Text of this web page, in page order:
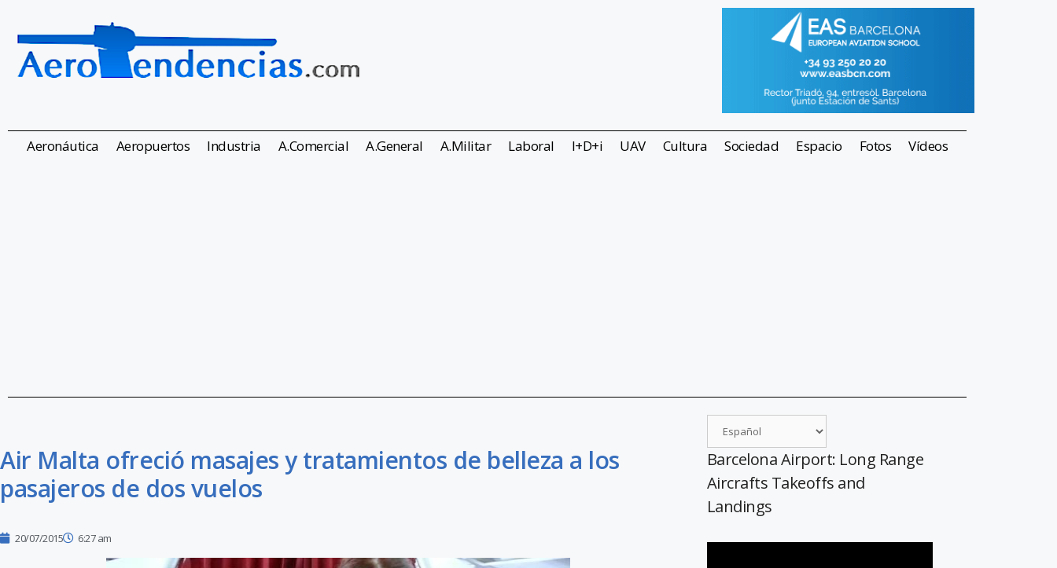
Aeronáutica Aeropuertos Industria A.Comercial A.General A.Militar Laboral I+D+i UAV Cultura Sociedad Espacio Fotos Vídeos
Air Malta ofreció masajes y tratamientos de belleza a los
pasajeros de dos vuelos
20/07/2015 6:27 am
Barcelona Airport: Long Range
Aircrafts Takeoffs and
Landings